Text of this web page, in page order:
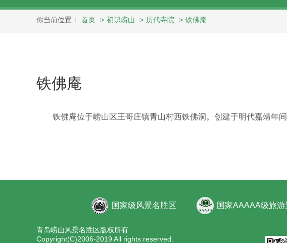
你当前位置： 首页 > 初识崂山 > 历代寺院 > 铁佛庵
铁佛庵
铁佛庵位于崂山区王哥庄镇青山村西铁佛洞。创建于明代嘉靖年间
国家级风景名胜区 国家AAAAA级旅游
青岛崂山风景名胜区版权所有
Copyright(C)2006-2019 All rights reserved.